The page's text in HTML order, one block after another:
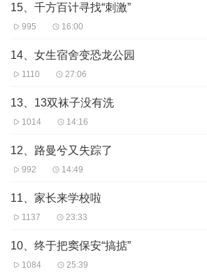
15、千方百计寻找“刺激”
995 16:00
14、女生宿舍变恐龙公园
1110 27:06
13、13双袜子没有洗
1014 14:16
12、路曼兮又失踪了
992 14:49
11、家长来学校啦
1137 23:33
10、终于把窦保安“搞掂”
1084 25:39